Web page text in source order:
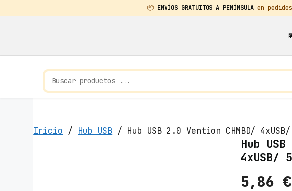
📦 ENVÍOS GRATUITOS A PENÍNSULA en
Inicio / Hub USB / Hub USB 2.0 Vention CHMBD/ 4xUSB/
Hub
4xUSB/
5,86 €